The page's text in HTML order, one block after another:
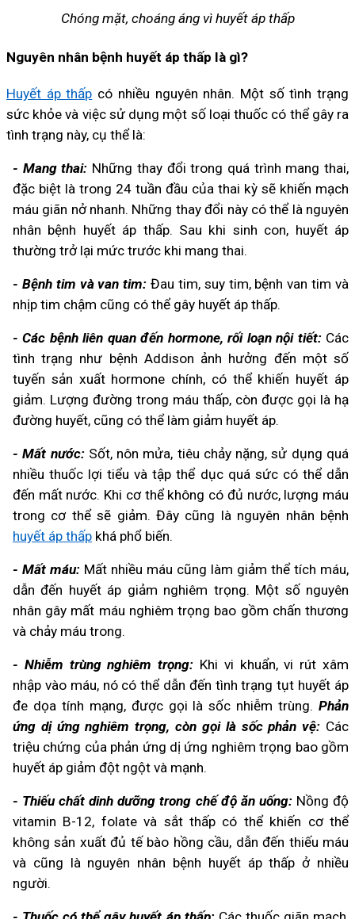
Chóng mặt, choáng áng vì huyết áp thấp
Nguyên nhân bệnh huyết áp thấp là gì?
Huyết áp thấp có nhiều nguyên nhân. Một số tình trạng
sức khỏe và việc sử dụng một số loại thuốc có thể gây ra
tình trạng này, cụ thể là:
- Mang thai: Những thay đổi trong quá trình mang thai,
đặc biệt là trong 24 tuần đầu của thai kỳ sẽ khiến mạch
máu giãn nở nhanh. Những thay đổi này có thể là nguyên
nhân bệnh huyết áp thấp. Sau khi sinh con, huyết áp
thường trở lại mức trước khi mang thai.
- Bệnh tim và van tim: Đau tim, suy tim, bệnh van tim và
nhịp tim chậm cũng có thể gây huyết áp thấp.
- Các bệnh liên quan đến hormone, rối loạn nội tiết:Các
tình trạng như bệnh Addison ảnh hưởng đến một số
tuyến sản xuất hormone chính, có thể khiến huyết áp
giảm. Lượng đường trong máu thấp, còn được gọi là hạ
đường huyết, cũng có thể làm giảm huyết áp.
- Mất nước:Sốt, nôn mửa, tiêu chảy nặng, sử dụng quá
nhiều thuốc lợi tiểu và tập thể dục quá sức có thể dẫn
đến mất nước. Khi cơ thể không có đủ nước, lượng máu
trong cơ thể sẽ giảm. Đây cũng là nguyên nhân bệnh
huyết áp thấp khá phổ biến.
- Mất máu: Mất nhiều máu cũng làm giảm thể tích máu,
dẫn đến huyết áp giảm nghiêm trọng. Một số nguyên
nhân gây mất máu nghiêm trọng bao gồm chấn thương
và chảy máu trong.
- Nhiễm trùng nghiêm trọng: Khi vi khuẩn, vi rút xâm
nhập vào máu, nó có thể dẫn đến tình trạng tụt huyết áp
đe dọa tính mạng, được gọi là sốc nhiễm trùng. Phản
ứng dị ứng nghiêm trọng, còn gọi là sốc phản vệ: Các
triệu chứng của phản ứng dị ứng nghiêm trọng bao gồm
huyết áp giảm đột ngột và mạnh.
- Thiếu chất dinh dưỡng trong chế độ ăn uống:Nồng độ
vitamin B-12, folate và sắt thấp có thể khiến cơ thể
không sản xuất đủ tế bào hồng cầu, dẫn đến thiếu máu
và cũng là nguyên nhân bệnh huyết áp thấp ở nhiều
người.